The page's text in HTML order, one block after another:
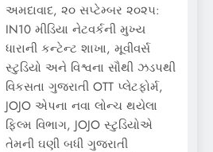
અમદાવાદ, ૨૦ સપ્ટેમ્બર ૨૦૨૫:
IN10 મીડિયા નેટવર્કની મુખ્ય
ધારાની કન્ટેન્ટ શાખા, મૂવીવર્સ
સ્ટુડિયો અને વિશ્વના સૌથી ઝડપથી
વિકસતા ગુજરાતી OTT પ્લેટફોર્મ,
JOJO એપના નવા લોન્ચ થયેલા
ફિલ્મ વિભાગ, JOJO સ્ટુડિયોએ
તેમની ઘણી બધી ગુજરાતી